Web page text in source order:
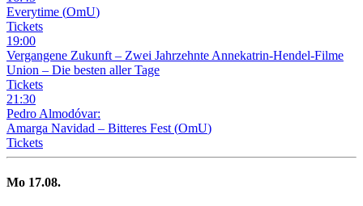
Everytime (OmU)
Tickets
19:00
Vergangene Zukunft – Zwei Jahrzehnte Annekatrin-Hendel-Filme
Union – Die besten aller Tage
Tickets
21 :30
Pedro Almodóvar:
Amarga Navidad – Bitteres Fest (OmU)
Tickets
Mo 17.08.